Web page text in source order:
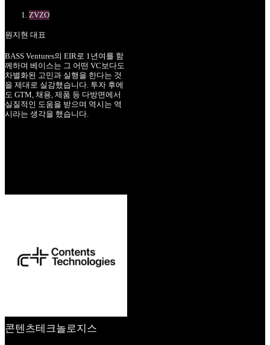
ZVZO
원지현 대표
BASS Ventures의 EIR로 1년여를 함
께하며 베이스는 그 어떤 VC보다도
차별화된 고민과 실행을 한다는 것
을 제대로 실감했습니다. 투자 후에
도 GTM, 채용, 제품 등 다방면에서
실질적인 도움을 받으며 역시는 역
시라는 생각을 했습니다.
콘텐츠테크놀로지스